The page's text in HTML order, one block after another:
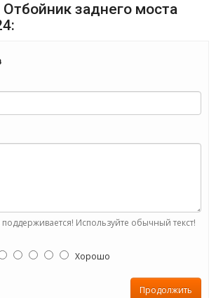
заднего моста
поддерживается! Используйте обычный текст!
Хорошо
Продолжить